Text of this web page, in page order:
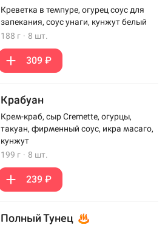
Креветка в темпуре, огурец соус для
запекания, соус унаги, кунжут белый
188 г · 8 шт.
309 ₽
Крабуан
Крем-краб, сыр Cremette, огурцы,
такуан, фирменный соус, икра масаго,
кунжут
199 г · 8 шт.
239 ₽
Полный Тунец